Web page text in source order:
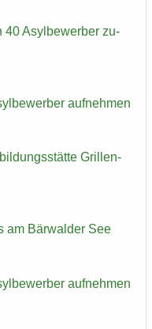
40 Asyl­be­wer­ber zu­
auf­neh­men
Gril­len­
am Bär­wal­der See
auf­neh­men